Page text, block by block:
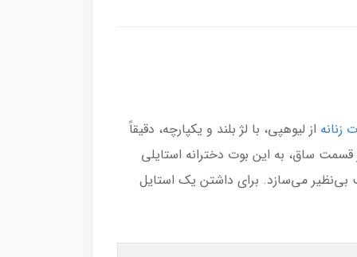
زنانه از لیوهپی، با لژ بلند و یکپارچه، دقیقاً
ساق، به این بوت دخترانه استایلی
می‌سازد. برای داشتن یک استایل